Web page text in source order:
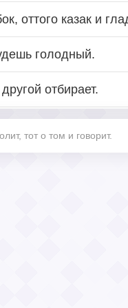
оттого казак и
голодный.
отбирает.
тот о том и говорит.